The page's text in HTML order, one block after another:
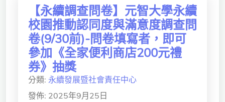
工程學院
資訊學院
管理學院
人文社社會學院
【永續調查問卷】元智大學永續
校園推動認同度與滿意度調查問
卷(9/30前)-問卷填寫者，即可
參加《全家便利商店200元禮
券》抽獎
分類: 永續發展暨社會責任中心
發佈: 2025年9月25日